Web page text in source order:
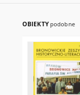
OBIEKTY podobne